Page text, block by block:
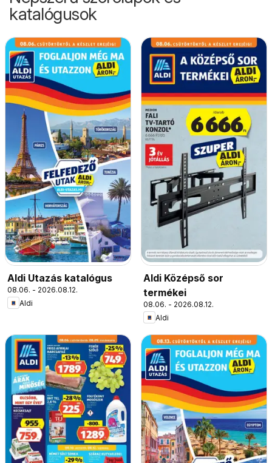
katalógusok
Aldi Utazás katalógus
08.06. - 2026.08.12.
Aldi
Aldi Középső sor
termékei
08.06. - 2026.08.12.
Aldi